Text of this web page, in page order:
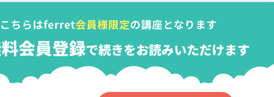
の費用対効果の良し悪しが出てくるため、